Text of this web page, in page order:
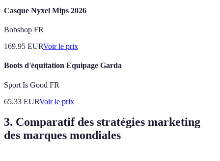
Casque Nyxel Mips 2026
Bobshop FR
169.95 EURVoir le prix
Boots d'équitation Equipage Garda
Sport Is Good FR
65.33 EURVoir le prix
3. Comparatif des stratégies marketing
des marques mondiales